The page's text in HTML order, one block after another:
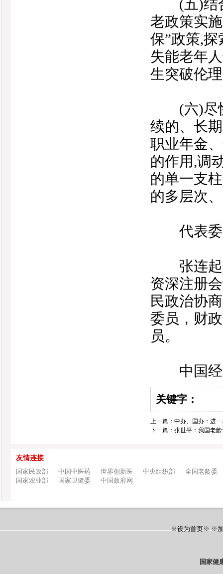
(五)结合
老政策实
保”政策,
失能老年
生突破伦
(六)尽快
续的、长
职业年金
的作用,调
的单一支
的多层次
代表委
张连起
资深注册
民政治协
委员，财
员。
中国经
关键字：
上一篇： 中办、国办：进
下一篇： 张世平：我国老
友情连接
国家民政部
中国中医药 世界创新医 中央组织部
全国老龄委
国家农业部
国家卫健委 中国政府网
※设为首页※ ※
国家健